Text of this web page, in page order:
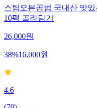
스팀오븐공법 국내산 맛
10팩 골라담기
26,000원
38%16,000원
4.6